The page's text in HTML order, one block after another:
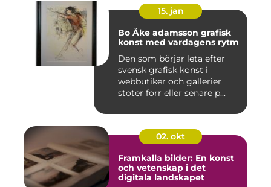
15. jan
Bo Åke adamsson grafisk
konst med vardagens rytm
Den som börjar leta efter
svensk grafisk konst i
webbutiker och gallerier
stöter förr eller senare p...
02. okt
Framkalla bilder: En konst
och vetenskap i det
digitala landskapet